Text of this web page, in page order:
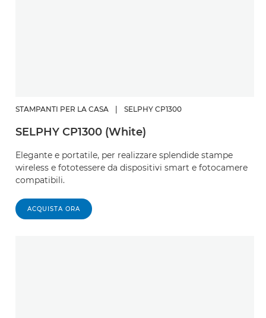
STAMPANTI PER LA CASA SELPHY CP1300
SELPHY CP1300 (White)
Elegante e portatile, per realizzare splendide stampe
wireless e fototessere da dispositivi smart e fotocamere
compatibili.
ACQUISTA ORA